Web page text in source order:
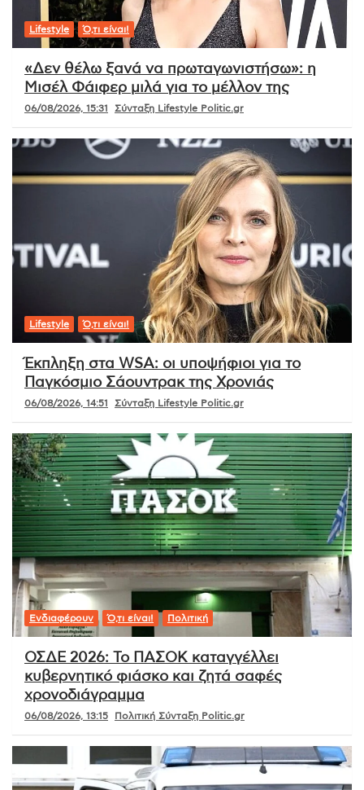
Lifestyle Ό,τι είναι!
«Δεν θέλω ξανά να πρωταγωνιστήσω»: η
Μισέλ Φάιφερ μιλά για το μέλλον της
06/08/2026, 15:31 Σύνταξη Lifestyle Politic.gr
Lifestyle Ό,τι είναι!
Έκπληξη στα WSA: οι υποψήφιοι για το
Παγκόσμιο Σάουντρακ της Χρονιάς
06/08/2026, 14:51 Σύνταξη Lifestyle Politic.gr
Ενδιαφέρουν Ό,τι είναι! Πολιτική
ΟΣΔΕ 2026: Το ΠΑΣΟΚ καταγγέλλει
κυβερνητικό φιάσκο και ζητά σαφές
χρονοδιάγραμμα
06/08/2026, 13:15 Πολιτική Σύνταξη Politic.gr